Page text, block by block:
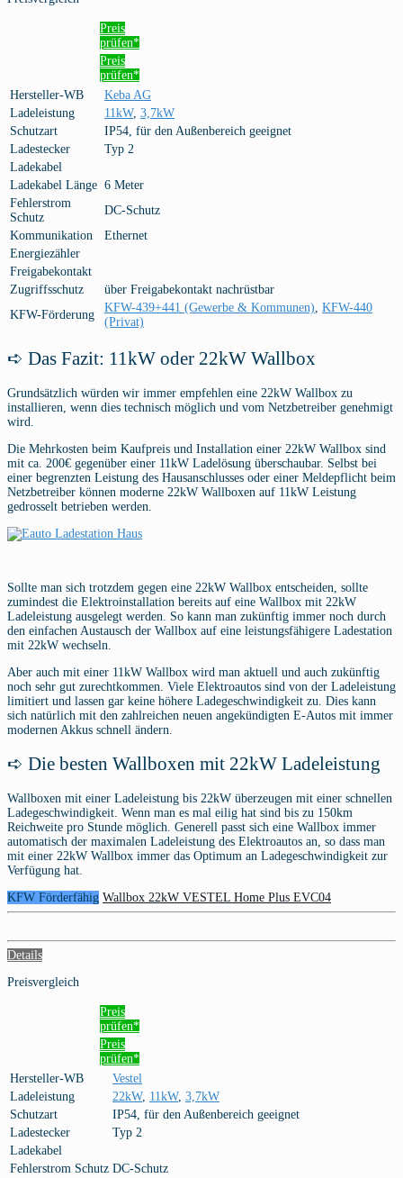
Preis
prüfen*
Preis
prüfen*
Hersteller-WB
Keba AG
Ladeleistung
11kW, 3,7kW
Schutzart
IP54, für den Außenbereich geeignet
Ladestecker
Typ 2
Ladekabel
Ladekabel Länge 6 Meter
Fehlerstrom
Schutz
DC-Schutz
Kommunikation
Ethernet
Energiezähler
Freigabekontakt
Zugriffsschutz
über Freigabekontakt nachrüstbar
KFW-Förderung
KFW-439+441 (Gewerbe & Kommunen) KFW-440
(Privat)
➪ Das Fazit: 11kW oder 22kW Wallbox
Grundsätzlich würden wir immer empfehlen eine 22kW Wallbox zu
installieren, wenn dies technisch möglich und vom Netzbetreiber genehmigt
wird.
Die Mehrkosten beim Kaufpreis und Installation einer 22kW Wallbox sind
mit ca. 200€ gegenüber einer 11kW Ladelösung überschaubar. Selbst bei
einer begrenzten Leistung des Hausanschlusses oder einer Meldepflicht beim
Netzbetreiber können moderne 22kW Wallboxen auf 11kW Leistung
gedrosselt betrieben werden.
Sollte man sich trotzdem gegen eine 22kW Wallbox entscheiden, sollte
zumindest die Elektroinstallation bereits auf eine Wallbox mit 22kW
Ladeleistung ausgelegt werden. So kann man zukünftig immer noch durch
den einfachen Austausch der Wallbox auf eine leistungsfähigere Ladestation
mit 22kW wechseln.
Aber auch mit einer 11kW Wallbox wird man aktuell und auch zukünftig
noch sehr gut zurechtkommen. Viele Elektroautos sind von der Ladeleistung
limitiert und lassen gar keine höhere Ladegeschwindigkeit zu. Dies kann
sich natürlich mit den zahlreichen neuen angekündigten E-Autos mit immer
modernen Akkus schnell ändern.
➪ Die besten Wallboxen mit 22kW Ladeleistung
Wallboxen mit einer Ladeleistung bis 22kW überzeugen mit einer schnellen
Ladegeschwindigkeit. Wenn man es mal eilig hat sind bis zu 150km
Reichweite pro Stunde möglich. Generell passt sich eine Wallbox immer
automatisch der maximalen Ladeleistung des Elektroautos an, so dass man
mit einer 22kW Wallbox immer das Optimum an Ladegeschwindigkeit zur
Verfügung hat.
KFW Förderfähig Wallbox 22kW VESTEL Home Plus EVC04
Details
Preisvergleich
Preis
prüfen*
Preis
prüfen*
Hersteller-WB
Vestel
Ladeleistung
22kW, 11kW, 3,7kW
Schutzart
IP54, für den Außenbereich geeignet
Ladestecker
Typ 2
Ladekabel
Fehlerstrom Schutz DC-Schutz